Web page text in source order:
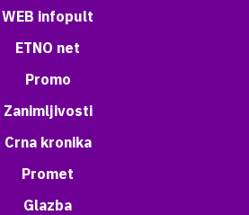
WEB infopult
ETNO net
Promo
Zanimljivosti
Crna kronika
Promet
Glazba